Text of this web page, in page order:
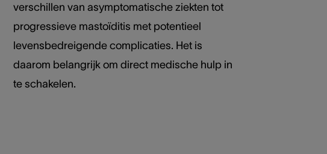
verschillen van asymptomatische ziekten tot
progressieve mastoïditis met potentieel
levensbedreigende complicaties. Het is
daarom belangrijk om direct medische hulp in
te schakelen.